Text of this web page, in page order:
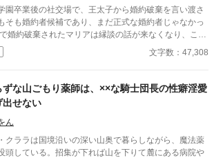
園卒業後の社交場で、王太子から婚約破棄を言い渡さ
そも婚約者候補であり、まだ正式な婚約者じゃなかっ
婚約破棄されたマリアは縁談の話が来なくなり、この
生独身と落ち込む すると、友人のエリカが気分転換に
会へ誘ってくれて… 全編甘々を目指していま
文字数：47,308
ずな山ごもり薬師は、××な騎士団長の性癖淫愛
出せない
ん
クララは国境沿いの深い山奥で暮らしながら、魔法薬
頭している。招集が下れば山を下りて麓にある病院や